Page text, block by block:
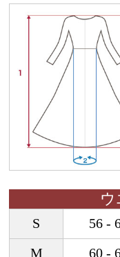
ウ
S 56 -
M 60 -